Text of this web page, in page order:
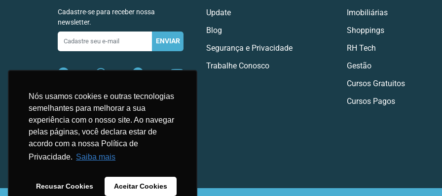
Nós usamos cookies e outras tecnologias
semelhantes para melhorar a sua
experiência com o nosso site. Ao navegar
pelas páginas, você declara estar de
acordo com a nossa Política de
Privacidade. Saiba mais
Recusar Cookies Aceitar Cookies
Cadastre-se para receber nossa
newsletter.
mail
ENVIAR
Update
Blog
Segurança e Privacidade
Trabalhe Conosco
Imobiliárias
Shoppings
RH Tech
Gestão
Cursos Gratuitos
Cursos Pagos